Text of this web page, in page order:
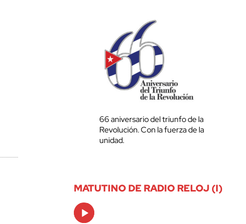
66 aniversario del triunfo de la
Revolución. Con la fuerza de la
unidad.
MATUTINO DE RADIO RELOJ (I)
Audio
Player